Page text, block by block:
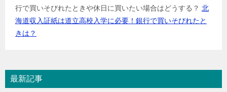
行で買いそびれたときや休日に買いたい場合はどうする？ 北
海道収入証紙は道立高校入学に必要！銀行で買いそびれたと
きは？
最新記事